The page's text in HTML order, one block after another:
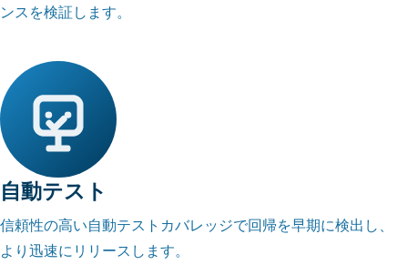
ンスを検証します。
自動テスト
信頼性の高い自動テストカバレッジで回帰を早期に検出し、
より迅速にリリースします。